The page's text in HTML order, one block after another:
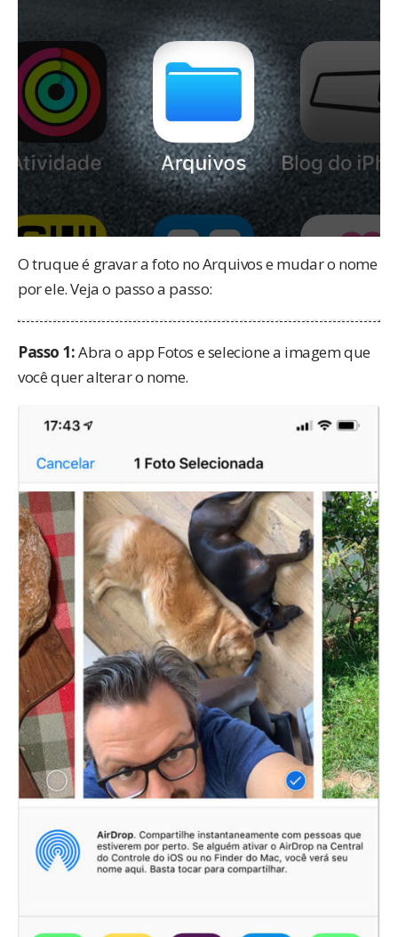
O truque é gravar a foto no Arquivos e mudar o nome
por ele. Veja o passo a passo:
Passo 1:Abra o app Fotos e selecione a imagem que
você quer alterar o nome.